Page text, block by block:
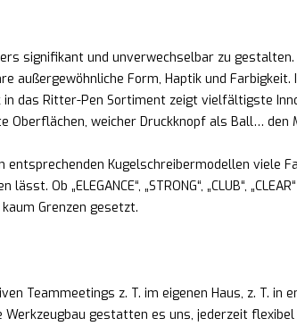
signifikant und unverwechselbar zu
außergewöhnliche Form, Haptik und
das Ritter-Pen Sortiment zeigt vielfältigste
weicher Druckknopf als Ball… den
Kugelschreibermodellen viele
„ELEGANCE“, „STRONG“, „CLUB“,
Grenzen gesetzt.
Teammeetings z. T. im eigenen Haus, z. T. in
gestatten es uns, jederzeit